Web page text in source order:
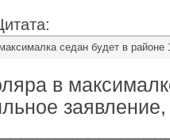
максималка седан будет в
в
заявление,